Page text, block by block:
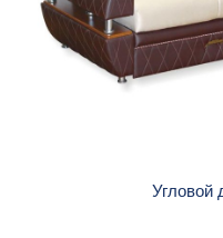
Угловой